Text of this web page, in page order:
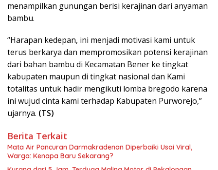
menampilkan gunungan berisi kerajinan dari anyaman
bambu.
“Harapan kedepan, ini menjadi motivasi kami untuk
terus berkarya dan mempromosikan potensi kerajinan
dari bahan bambu di Kecamatan Bener ke tingkat
kabupaten maupun di tingkat nasional dan Kami
totalitas untuk hadir mengikuti lomba bregodo karena
ini wujud cinta kami terhadap Kabupaten Purworejo,”
ujarnya. (TS)
Berita Terkait
Mata Air Pancuran Darmakradenan Diperbaiki Usai Viral,
Warga: Kenapa Baru Sekarang?